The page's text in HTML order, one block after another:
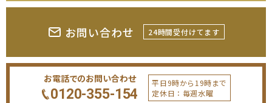
お問い合わせ 24時間受付けてます
お電話でのお問い合わせ
0120-355-154
平日9時から19時まで
定休日：毎週水曜